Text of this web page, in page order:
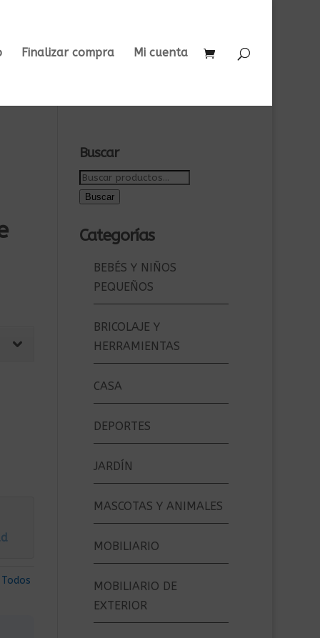
Finalizar compra Mi cuenta
Todos
Buscar
Buscar
por:
Buscar
Categorías
BEBÉS Y NIÑOS
PEQUEÑOS
BRICOLAJE Y
HERRAMIENTAS
CASA
DEPORTES
JARDÍN
MASCOTAS Y ANIMALES
MOBILIARIO
MOBILIARIO DE
EXTERIOR